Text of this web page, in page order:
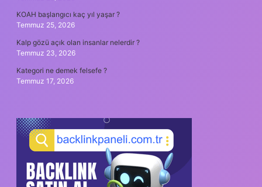
KOAH başlangıcı kaç yıl yaşar ?
Temmuz 25, 2026
Kalp gözü açık olan insanlar nelerdir ?
Temmuz 23, 2026
Kategori ne demek felsefe ?
Temmuz 17, 2026